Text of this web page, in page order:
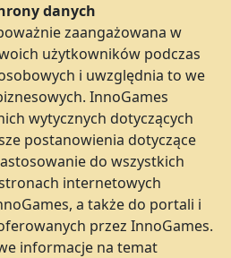
danych
zaangażowana w
użytkowników podczas
i uwzględnia to we
InnoGames
wytycznych dotyczących
postanowienia dotyczące
do wszystkich
internetowych
a także do portali i
przez InnoGames.
informacje na temat